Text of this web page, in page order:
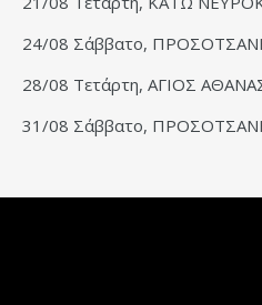
24/08 Σάββατο,
28/08 Τετάρτη, ΑΓΙΟΣ
31/08 Σάββατο,